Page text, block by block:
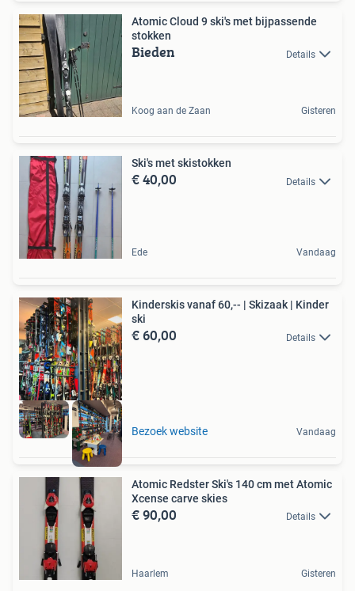
Atomic Cloud 9 ski's met bijpassende
stokken
Bieden Details
Koog aan de Zaan Gisteren
Ski's met skistokken
€ 40,00 Details
Ede Vandaag
Kinderskis vanaf 60,-- | Skizaak | Kinder
ski
€ 60,00 Details
Bezoek website Vandaag
Atomic Redster Ski's 140 cm met Atomic
Xcense carve skies
€ 90,00 Details
Haarlem Gisteren